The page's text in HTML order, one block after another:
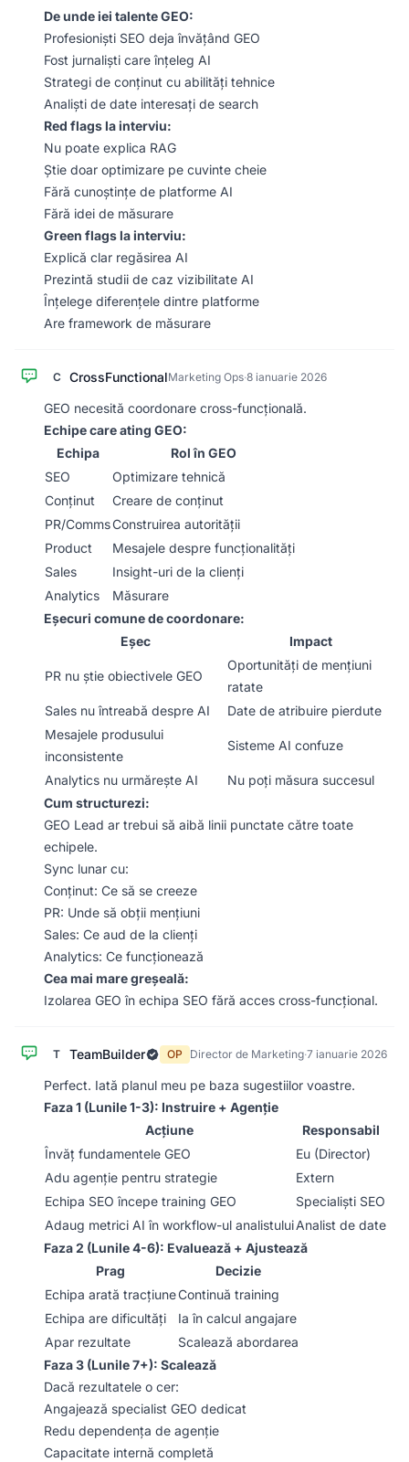
De unde iei talente GEO:
Profesioniști SEO deja învățând GEO
Fost jurnaliști care înțeleg AI
Strategi de conținut cu abilități tehnice
Analiști de date interesați de search
Red flags la interviu:
Nu poate explica RAG
Știe doar optimizare pe cuvinte cheie
Fără cunoștințe de platforme AI
Fără idei de măsurare
Green flags la interviu:
Explică clar regăsirea AI
Prezintă studii de caz vizibilitate AI
Înțelege diferențele dintre platforme
Are framework de măsurare
C CrossFunctionalMarketing Ops·8 ianuarie 2026
GEO necesită coordonare cross-funcțională.
Echipe care ating GEO:
Echipa
Rol în GEO
SEO
Optimizare tehnică
Conținut
Creare de conținut
PR/CommsConstruirea autorității
Product
Mesajele despre funcționalități
Sales
Insight-uri de la clienți
Analytics
Măsurare
Eșecuri comune de coordonare:
Eșec
Impact
PR nu știe obiectivele GEO
Oportunități de mențiuni
ratate
Sales nu întreabă despre AI
Date de atribuire pierdute
Mesajele produsului
inconsistente
Sisteme AI confuze
Analytics nu urmărește AI
Nu poți măsura succesul
Cum structurezi:
GEO Lead ar trebui să aibă linii punctate către toate
echipele.
Sync lunar cu:
Conținut: Ce să se creeze
PR: Unde să obții mențiuni
Sales: Ce aud de la clienți
Analytics: Ce funcționează
Cea mai mare greșeală:
Izolarea GEO în echipa SEO fără acces cross-funcțional.
T TeamBuilder OP Director de Marketing·7 ianuarie 2026
Perfect. Iată planul meu pe baza sugestiilor voastre.
Faza 1 (Lunile 1-3): Instruire + Agenție
Acțiune
Responsabil
Învăț fundamentele GEO
Eu (Director)
Adu agenție pentru strategie
Extern
Echipa SEO începe training GEO
Specialiști SEO
Adaug metrici AI în workflow-ul analistuluiAnalist de date
Faza 2 (Lunile 4-6): Evaluează + Ajustează
Prag
Decizie
Echipa arată tracțiuneContinuă training
Echipa are dificultăți
Ia în calcul angajare
Apar rezultate
Scalează abordarea
Faza 3 (Lunile 7+): Scalează
Dacă rezultatele o cer:
Angajează specialist GEO dedicat
Redu dependența de agenție
Capacitate internă completă